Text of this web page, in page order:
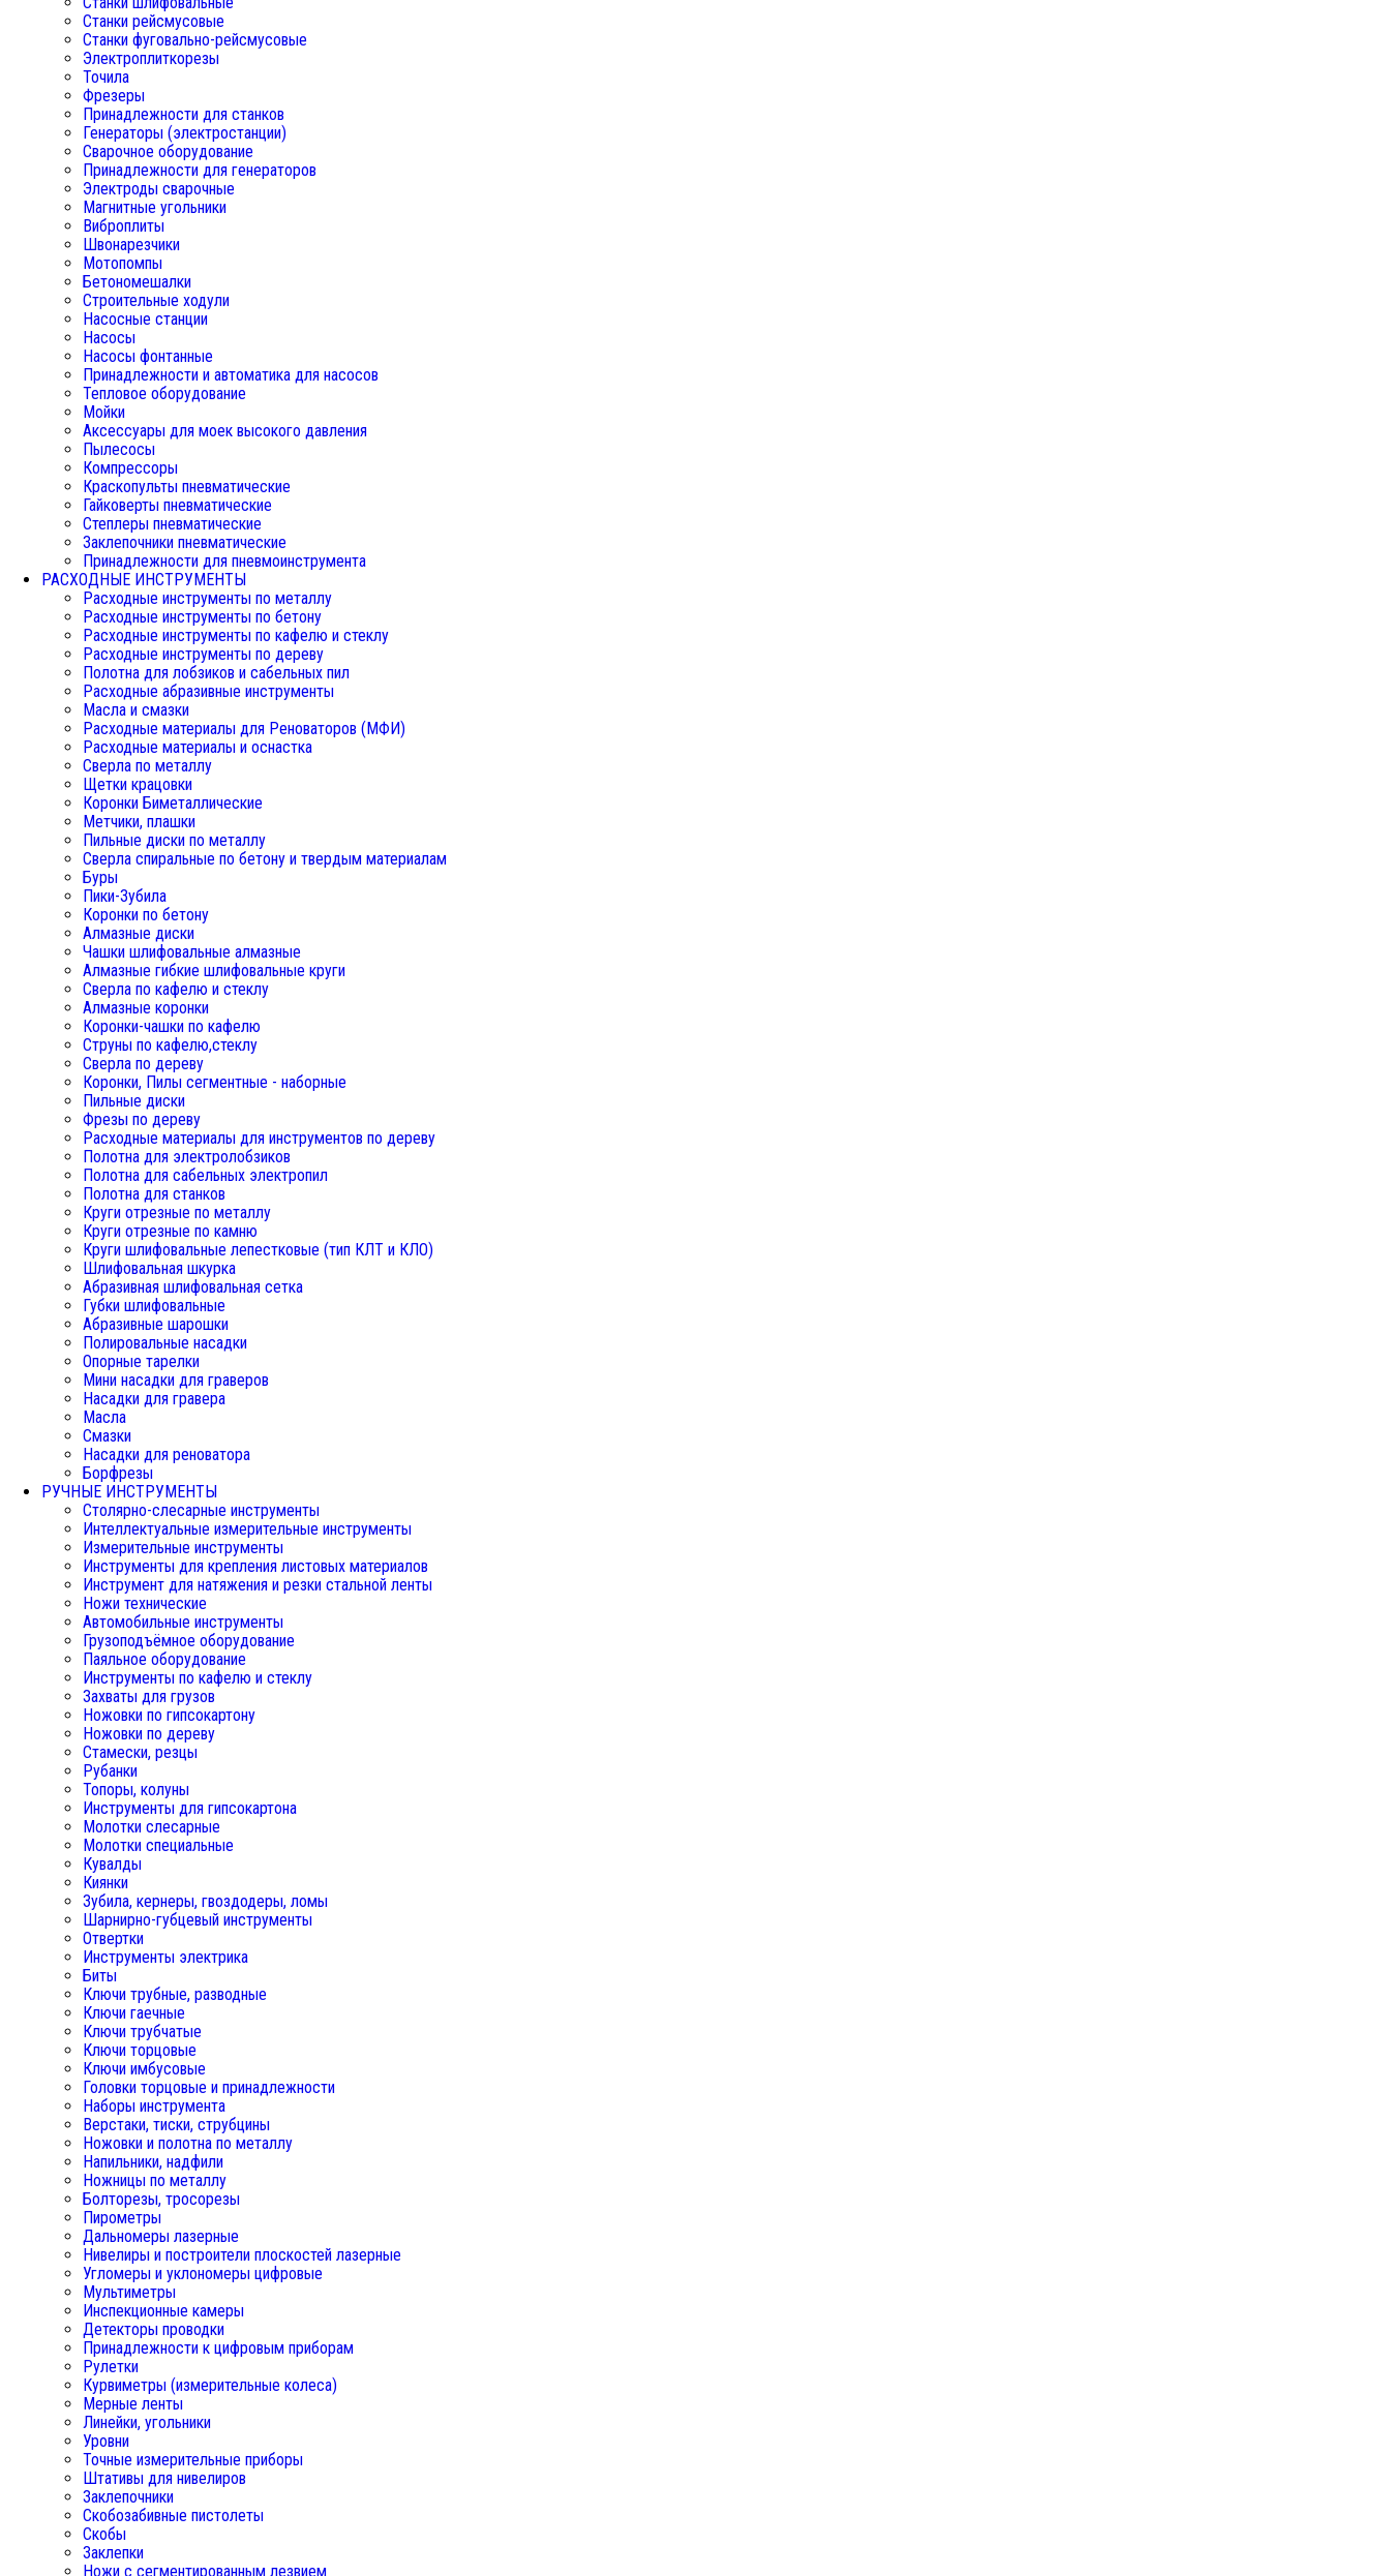
Станки рейсмусовые
Станки фуговально-рейсмусовые
Электроплиткорезы
Точила
Фрезеры
Принадлежности для станков
Генераторы (электростанции)
Сварочное оборудование
Принадлежности для генераторов
Электроды сварочные
Магнитные угольники
Виброплиты
Швонарезчики
Мотопомпы
Бетономешалки
Строительные ходули
Насосные станции
Насосы
Насосы фонтанные
Принадлежности и автоматика для насосов
Тепловое оборудование
Мойки
Аксессуары для моек высокого давления
Пылесосы
Компрессоры
Краскопульты пневматические
Гайковерты пневматические
Степлеры пневматические
Заклепочники пневматические
Принадлежности для пневмоинструмента
РАСХОДНЫЕ ИНСТРУМЕНТЫ
Расходные инструменты по металлу
Расходные инструменты по бетону
Расходные инструменты по кафелю и стеклу
Расходные инструменты по дереву
Полотна для лобзиков и сабельных пил
Расходные абразивные инструменты
Масла и смазки
Расходные материалы для Реноваторов (МФИ)
Расходные материалы и оснастка
Сверла по металлу
Щетки крацовки
Коронки Биметаллические
Метчики, плашки
Пильные диски по металлу
Сверла спиральные по бетону и твердым материалам
Буры
Пики-Зубила
Коронки по бетону
Алмазные диски
Чашки шлифовальные алмазные
Алмазные гибкие шлифовальные круги
Сверла по кафелю и стеклу
Алмазные коронки
Коронки-чашки по кафелю
Струны по кафелю,стеклу
Сверла по дереву
Коронки, Пилы сегментные - наборные
Пильные диски
Фрезы по дереву
Расходные материалы для инструментов по дереву
Полотна для электролобзиков
Полотна для сабельных электропил
Полотна для станков
Круги отрезные по металлу
Круги отрезные по камню
Круги шлифовальные лепестковые (тип КЛТ и КЛО)
Шлифовальная шкурка
Абразивная шлифовальная сетка
Губки шлифовальные
Абразивные шарошки
Полировальные насадки
Опорные тарелки
Мини насадки для граверов
Насадки для гравера
Масла
Смазки
Насадки для реноватора
Борфрезы
РУЧНЫЕ ИНСТРУМЕНТЫ
Столярно-слесарные инструменты
Интеллектуальные измерительные инструменты
Измерительные инструменты
Инструменты для крепления листовых материалов
Инструмент для натяжения и резки стальной ленты
Ножи технические
Автомобильные инструменты
Грузоподъёмное оборудование
Паяльное оборудование
Инструменты по кафелю и стеклу
Захваты для грузов
Ножовки по гипсокартону
Ножовки по дереву
Стамески, резцы
Рубанки
Топоры, колуны
Инструменты для гипсокартона
Молотки слесарные
Молотки специальные
Кувалды
Киянки
Зубила, кернеры, гвоздодеры, ломы
Шарнирно-губцевый инструменты
Отвертки
Инструменты электрика
Биты
Ключи трубные, разводные
Ключи гаечные
Ключи трубчатые
Ключи торцовые
Ключи имбусовые
Головки торцовые и принадлежности
Наборы инструмента
Верстаки, тиски, струбцины
Ножовки и полотна по металлу
Напильники, надфили
Ножницы по металлу
Болторезы, тросорезы
Пирометры
Дальномеры лазерные
Нивелиры и построители плоскостей лазерные
Угломеры и уклономеры цифровые
Мультиметры
Инспекционные камеры
Детекторы проводки
Принадлежности к цифровым приборам
Рулетки
Курвиметры (измерительные колеса)
Мерные ленты
Линейки, угольники
Уровни
Точные измерительные приборы
Штативы для нивелиров
Заклепочники
Скобозабивные пистолеты
Скобы
Заклепки
Ножи с сегментированным лезвием